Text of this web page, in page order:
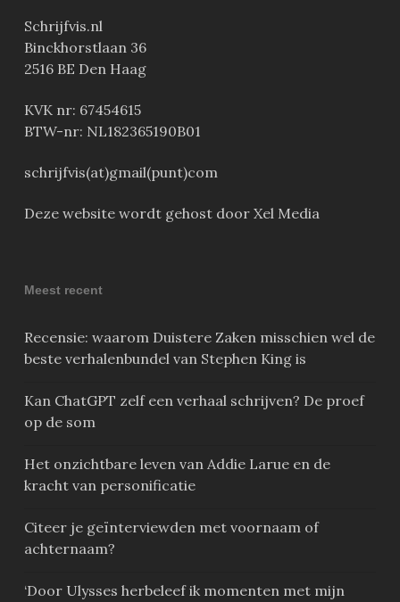
Schrijfvis.nl
Binckhorstlaan 36
2516 BE Den Haag
KVK nr: 67454615
BTW-nr: NL182365190B01
schrijfvis(at)gmail(punt)com
Deze website wordt gehost door Xel Media
Meest recent
Recensie: waarom Duistere Zaken misschien wel de
beste verhalenbundel van Stephen King is
Kan ChatGPT zelf een verhaal schrijven? De proef
op de som
Het onzichtbare leven van Addie Larue en de
kracht van personificatie
Citeer je geïnterviewden met voornaam of
achternaam?
‘Door Ulysses herbeleef ik momenten met mijn